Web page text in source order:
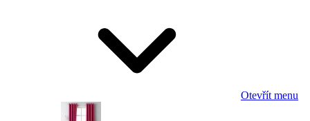
Otevřít menu